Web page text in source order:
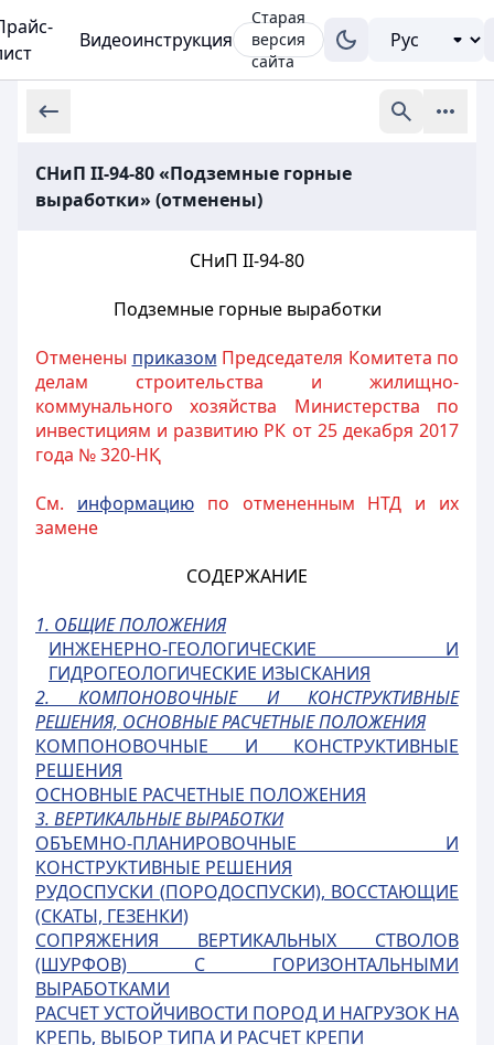
Видеоинструкция
Старая
версия
сайта
СНиП II-94-80 «Подземные горные
выработки» (отменены)
СНиП II-94-80
Подземные горные выработки
Отменены приказом Председателя Комитета по
делам строительства и жилищно-
коммунального хозяйства Министерства по
инвестициям и развитию РК от 25 декабря 2017
года № 320-НҚ
См. информациюпо отмененным НТД и их
замене
СОДЕРЖАНИЕ
1. ОБЩИЕ ПОЛОЖЕНИЯ
ИНЖЕНЕРНО-ГЕОЛОГИЧЕСКИЕ И
ГИДРОГЕОЛОГИЧЕСКИЕ ИЗЫСКАНИЯ
2. КОМПОНОВОЧНЫЕ И КОНСТРУКТИВНЫЕ
РЕШЕНИЯ, ОСНОВНЫЕ РАСЧЕТНЫЕ ПОЛОЖЕНИЯ
КОМПОНОВОЧНЫЕ И КОНСТРУКТИВНЫЕ
РЕШЕНИЯ
ОСНОВНЫЕ РАСЧЕТНЫЕ ПОЛОЖЕНИЯ
3. ВЕРТИКАЛЬНЫЕ ВЫРАБОТКИ
ОБЪЕМНО-ПЛАНИРОВОЧНЫЕ И
КОНСТРУКТИВНЫЕ РЕШЕНИЯ
РУДОСПУСКИ (ПОРОДОСПУСКИ), ВОССТАЮЩИЕ
(СКАТЫ, ГЕЗЕНКИ)
СОПРЯЖЕНИЯ ВЕРТИКАЛЬНЫХ СТВОЛОВ
(ШУРФОВ) С ГОРИЗОНТАЛЬНЫМИ
ВЫРАБОТКАМИ
РАСЧЕТ УСТОЙЧИВОСТИ ПОРОД И НАГРУЗОК НА
КРЕПЬ, ВЫБОР ТИПА И РАСЧЕТ КРЕПИ